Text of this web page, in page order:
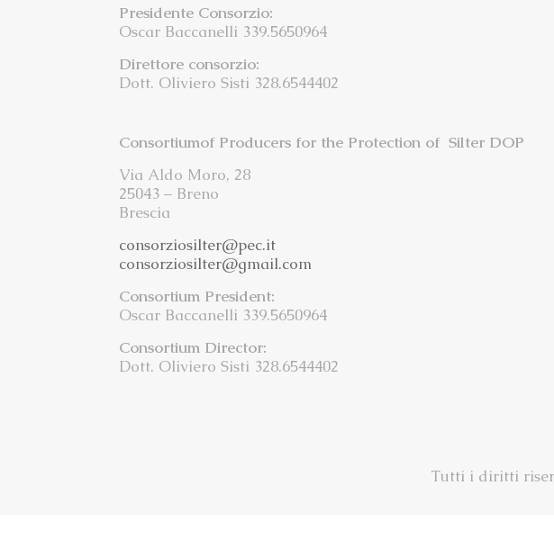
Presidente Consorzio:
Oscar Baccanelli 339.5650964
Direttore consorzio:
Dott. Oliviero Sisti 328.6544402
Consortiumof Producers for the Protection of Silter DOP
Via Aldo Moro, 28
25043 – Breno
Brescia
consorziosilter@pec.it
consorziosilter@gmail.com
Consortium President:
Oscar Baccanelli 339.5650964
Consortium Director:
Dott. Oliviero Sisti 328.6544402
Tutti i diritti